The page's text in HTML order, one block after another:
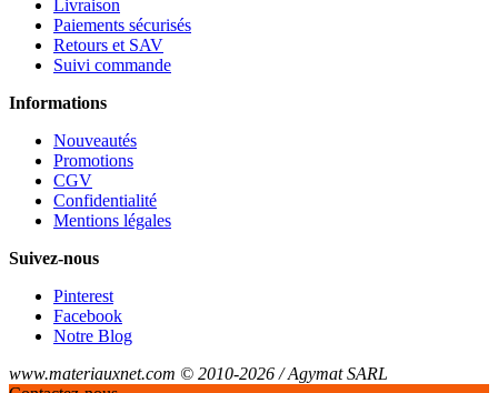
Livraison
Paiements sécurisés
Retours et SAV
Suivi commande
Informations
Nouveautés
Promotions
CGV
Confidentialité
Mentions légales
Suivez-nous
Pinterest
Facebook
Notre Blog
www.materiauxnet.com © 2010-2026 / Agymat SARL